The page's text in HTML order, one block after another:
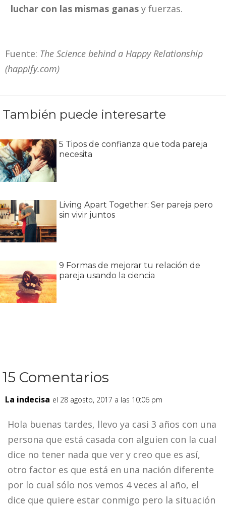
luchar con las mismas ganas y fuerzas.
Fuente: The Science behind a Happy Relationship
(happify.com)
También puede interesarte
5 Tipos de confianza que toda pareja
necesita
Living Apart Together: Ser pareja pero
sin vivir juntos
9 Formas de mejorar tu relación de
pareja usando la ciencia
15 Comentarios
La indecisa el 28 agosto, 2017 a las 10:06 pm
Hola buenas tardes, llevo ya casi 3 años con una
persona que está casada con alguien con la cual
dice no tener nada que ver y creo que es así,
otro factor es que está en una nación diferente
por lo cual sólo nos vemos 4 veces al año, el
dice que quiere estar conmigo pero la situación